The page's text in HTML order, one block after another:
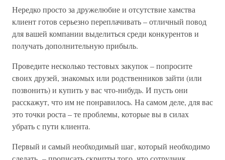
Нередко просто за дружелюбие и отсутствие хамства
клиент готов серьезно переплачивать – отличный повод
для вашей компании выделиться среди конкурентов и
получать дополнительную прибыль.
Проведите несколько тестовых закупок – попросите
своих друзей, знакомых или родственников зайти (или
позвонить) и купить у вас что-нибудь. И пусть они
расскажут, что им не понравилось. На самом деле, для вас
это точки роста – те проблемы, которые вы в силах
убрать с пути клиента.
Первый и самый необходимый шаг, который необходимо